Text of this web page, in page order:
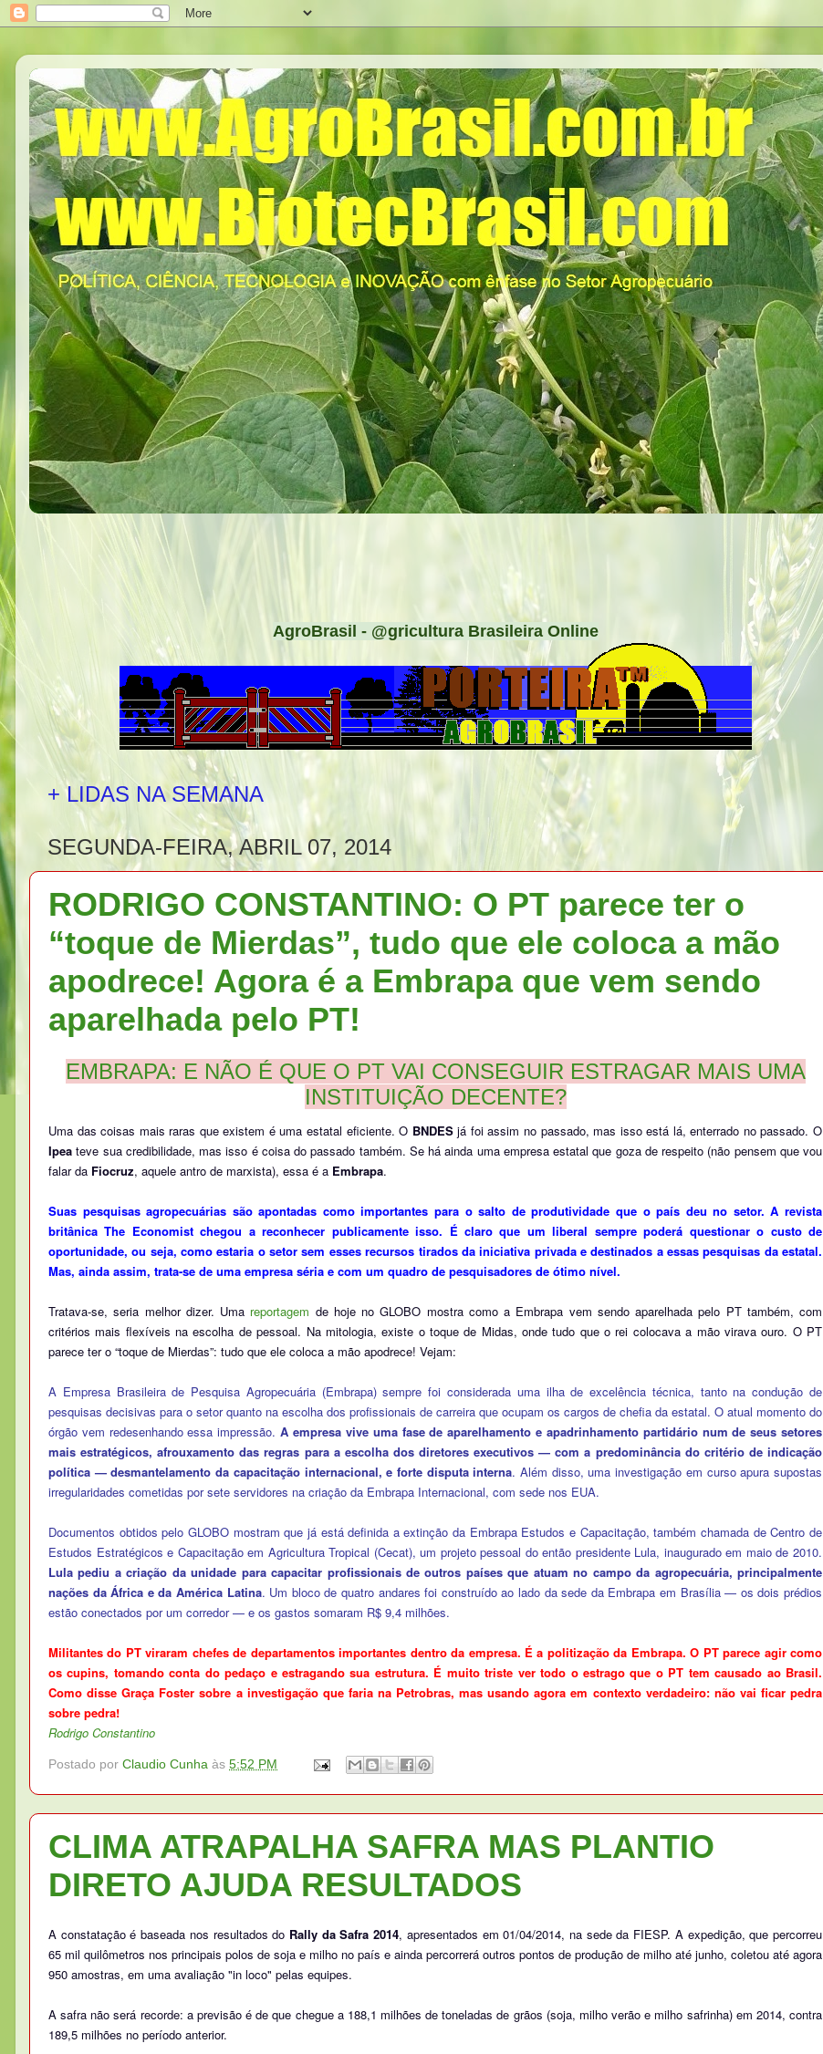
AgroBrasil - @gricultura Brasileira Online
+ LIDAS NA SEMANA
SEGUNDA-FEIRA, ABRIL 07, 2014
RODRIGO CONSTANTINO: O PT parece ter o
“toque de Mierdas”, tudo que ele coloca a mão
apodrece! Agora é a Embrapa que vem sendo
aparelhada pelo PT!
EMBRAPA: E NÃO É QUE O PT VAI CONSEGUIR ESTRAGAR MAIS UMA
INSTITUIÇÃO DECENTE?
Uma das coisas mais raras que existem é uma estatal eficiente. O BNDESjá foi assim no passado, mas isso está lá, enterrado no passado. O
Ipeateve sua credibilidade, mas isso é coisa do passado também. Se há ainda uma empresa estatal que goza de respeito (não pensem que vou
falar da Fiocruz, aquele antro de marxista), essa é a Embrapa.
Suas pesquisas agropecuárias são apontadas como importantes para o salto de produtividade que o país deu no setor. A revista
britânica The Economist chegou a reconhecer publicamente isso. É claro que um liberal sempre poderá questionar o custo de
oportunidade, ou seja, como estaria o setor sem esses recursos tirados da iniciativa privada e destinados a essas pesquisas da estatal.
Mas, ainda assim, trata-se de uma empresa séria e com um quadro de pesquisadores de ótimo nível.
Tratava-se, seria melhor dizer. Uma reportagem de hoje no GLOBO mostra como a Embrapa vem sendo aparelhada pelo PT também, com
critérios mais flexíveis na escolha de pessoal. Na mitologia, existe o toque de Midas, onde tudo que o rei colocava a mão virava ouro. O PT
parece ter o “toque de Mierdas”: tudo que ele coloca a mão apodrece! Vejam:
A Empresa Brasileira de Pesquisa Agropecuária (Embrapa) sempre foi considerada uma ilha de excelência técnica, tanto na condução de
pesquisas decisivas para o setor quanto na escolha dos profissionais de carreira que ocupam os cargos de chefia da estatal. O atual momento do
órgão vem redesenhando essa impressão.A empresa vive uma fase de aparelhamento e apadrinhamento partidário num de seus setores
mais estratégicos, afrouxamento das regras para a escolha dos diretores executivos — com a predominância do critério de indicação
política — desmantelamento da capacitação internacional, e forte disputa interna. Além disso, uma investigação em curso apura supostas
irregularidades cometidas por sete servidores na criação da Embrapa Internacional, com sede nos EUA.
Documentos obtidos pelo GLOBO mostram que já está definida a extinção da Embrapa Estudos e Capacitação, também chamada de Centro de
Estudos Estratégicos e Capacitação em Agricultura Tropical (Cecat), um projeto pessoal do então presidente Lula, inaugurado em maio de 2010.
Lula pediu a criação da unidade para capacitar profissionais de outros países que atuam no campo da agropecuária, principalmente
nações da África e da América Latina. Um bloco de quatro andares foi construído ao lado da sede da Embrapa em Brasília — os dois prédios
estão conectados por um corredor — e os gastos somaram R$ 9,4 milhões.
Militantes do PT viraram chefes de departamentos importantes dentro da empresa. É a politização da Embrapa. O PT parece agir como
os cupins, tomando conta do pedaço e estragando sua estrutura. É muito triste ver todo o estrago que o PT tem causado ao Brasil.
Como disse Graça Foster sobre a investigação que faria na Petrobras, mas usando agora em contexto verdadeiro: não vai ficar pedra
sobre pedra!
Rodrigo Constantino
Postado por Claudio Cunha às 5:52 PM
CLIMA ATRAPALHA SAFRA MAS PLANTIO
DIRETO AJUDA RESULTADOS
A constatação é baseada nos resultados do Rally da Safra 2014, apresentados em 01/04/2014, na sede da FIESP. A expedição, que percorreu
65 mil quilômetros nos principais polos de soja e milho no país e ainda percorrerá outros pontos de produção de milho até junho, coletou até agora
950 amostras, em uma avaliação "in loco" pelas equipes.
A safra não será recorde: a previsão é de que chegue a 188,1 milhões de toneladas de grãos (soja, milho verão e milho safrinha) em 2014, contra
189,5 milhões no período anterior.